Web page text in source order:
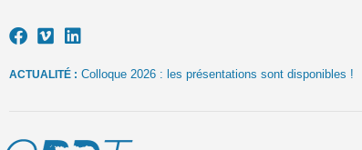
ACTUALITÉ : Colloque 2026 : les présentations sont disponibles !